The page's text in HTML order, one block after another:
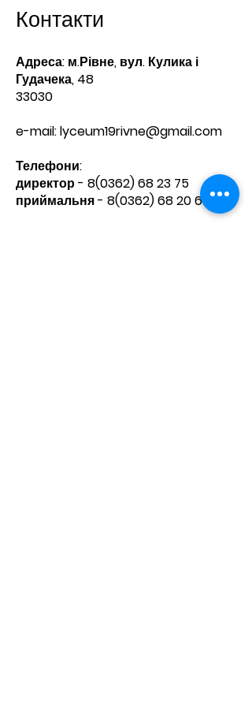
Контакти
Адреса: м.Рівне, вул. Кулика і
Гудачека, 48
33030
e-mail:lyceum19rivne@gmail.com
Телефони:​
директор - 8(0362) 68 23 75
приймальня - 8(0362) 68 20 60